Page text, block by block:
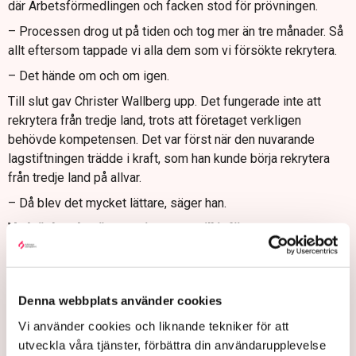
Denna webbplats använder cookies
Vi använder cookies och liknande tekniker för att
utveckla våra tjänster, förbättra din användarupplevelse
där Arbetsförmedlingen och facken stod för prövningen.
– Processen drog ut på tiden och tog mer än tre månader. Så
allt eftersom tappade vi alla dem som vi försökte rekrytera.
– Det hände om och om igen.
Till slut gav Christer Wallberg upp. Det fungerade inte att
rekrytera från tredje land, trots att företaget verkligen
behövde kompetensen. Det var först när den nuvarande
lagstiftningen trädde i kraft, som han kunde börja rekrytera
från tredje land på allvar.
– Då blev det mycket lättare, säger han.
Vad tänker du när regeringen nu vill införa
arbetsmarknadsprövning igen?
– Jag tänker att den fokuserar på fel saker. Vi behöver
processer som underlättar, så att vi och andra företagare kan
ägna full kraft åt utveckling och hållbar omställning, säger
Sara Lindmark.